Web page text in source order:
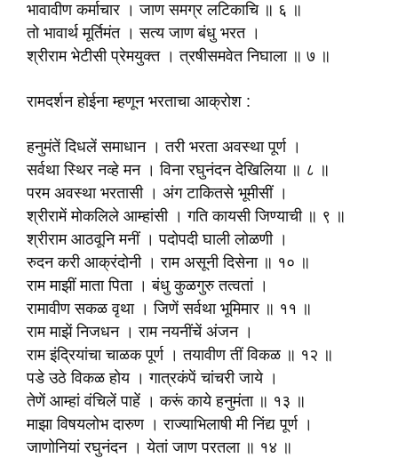
भावावीण कर्माचार । जाण समग्र लटिकाचि ॥ ६ ॥
तो भावार्थ मूर्तिमंत । सत्य जाण बंधु भरत ।
श्रीराम भेटीसी प्रेमयुक्त । त्रषीसमवेत निघाला ॥ ७ ॥
रामदर्शन होईना म्हणून भरताचा आक्रोश :
हनुमंतें दिधलें समाधान । तरी भरता अवस्था पूर्ण ।
सर्वथा स्थिर नव्हे मन । विना रघुनंदन देखिलिया ॥ ८ ॥
परम अवस्था भरतासी । अंग टाकितसे भूमीसीं ।
श्रीरामें मोकलिले आम्हांसी । गति कायसी जिण्याची ॥ ९ ॥
श्रीराम आठवूनि मनीं । पदोपदी घाली लोळणी ।
रुदन करी आक्रंदोनी । राम असूनी दिसेना ॥ १० ॥
राम माझीं माता पिता । बंधु कुळगुरु तत्वतां ।
रामावीण सकळ वृथा । जिणें सर्वथा भूमिमार ॥ ११ ॥
राम माझें निजधन । राम नयनींचें अंजन ।
राम इंद्रियांचा चाळक पूर्ण । तयावीण तीं विकळ ॥ १२ ॥
पडे उठे विकळ होय । गात्रकंपें चांचरी जाये ।
तेणें आम्हां वंचिलें पाहें । करूं काये हनुमंता ॥ १३ ॥
माझा विषयलोभ दारुण । राज्याभिलाषी मी निंद्य पूर्ण ।
जाणोनियां रघुनंदन । येतां जाण परतला ॥ १४ ॥